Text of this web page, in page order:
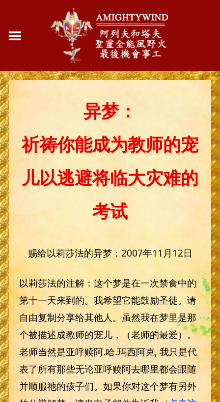
异梦：
祈祷你能成为教师的宠
儿以逃避将临大灾难的
考试
赐给以莉莎法的异梦：2007年11月12日
以莉莎法的注解：这个梦是在一次禁食中的
第十一天来到的。我希望它能鼓励圣徒。请
自由复制分享给其他人。虽然我在梦里是那
个被描述成教师的宠儿，（老师的最爱）。
老师当然是亚呼赎阿.哈.玛西阿克, 我只是代
表了所有那些无论亚呼赎阿去哪里都会跟随
并顺服祂的孩子们。如果你对这个梦有另外